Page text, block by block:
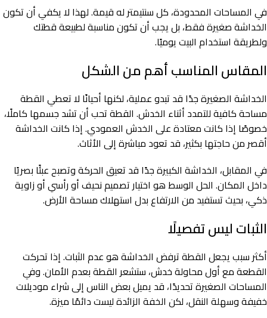
في المساحات المحدودة، كل سنتيمتر له قيمة. لهذا لا يكفي أن تكون
الخداشة صغيرة فقط، بل يجب أن تكون مناسبة لطبيعة قطتك
ولطريقة استخدام البيت يوميًا.
المقاس المناسب أهم من الشكل
الخداشة الصغيرة جدًا قد تبدو عملية، لكنها أحيانًا لا تعطي القطة
مساحة كافية للتمدد أثناء الخدش. القطة تحب أن تشد جسمها كاملًا،
خصوصًا إذا كانت معتادة على الخدش العمودي. إذا كانت الخداشة
أقصر من حاجتها بكثير، قد تعود مباشرة إلى الأثاث.
في المقابل، الخداشة الكبيرة جدًا قد تعيق الحركة وتصبح عبئًا بصريًا
داخل المكان. الحل الوسط هو اختيار تصميم نحيف أو رأسي أو زاوية
ذكي، بحيث تستفيد من الارتفاع بدل استهلاك مساحة الأرض.
الثبات ليس تفصيلًا
أكثر سبب يجعل القطة ترفض الخداشة هو عدم الثبات. إذا تحركت
القطعة مع أول محاولة خدش، ستشعر القطة بعدم الأمان. وفي
المساحات الصغيرة تحديدًا، قد يميل بعض الناس إلى شراء موديلات
خفيفة وسهلة النقل، لكن الخفة الزائدة ليست دائمًا ميزة.